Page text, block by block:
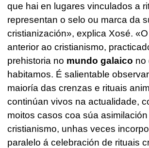
que hai en lugares vinculados a
representan o selo ou marca da
cristianización», explica Xosé.
anterior ao cristianismo,
prehistoria no mundo galaico no
habitamos. É salientable
maioría das crenzas e rituais
continúan vivos na actualidade,
moitos casos coa súa asimilación
cristianismo, unhas veces
paralelo á celebración de rituais